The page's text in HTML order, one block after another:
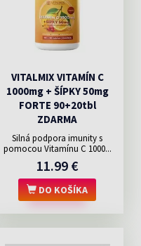
VITALMIX VITAMÍN C
1000mg + ŠÍPKY 50mg
FORTE 90+20tbl
ZDARMA
Silná podpora imunity s
pomocou Vitamínu C 1000...
11.99 €
DO KOŠÍKA